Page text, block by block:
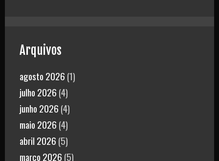
Arquivos
agosto 2026 (1)
julho 2026 (4)
junho 2026 (4)
maio 2026 (4)
abril 2026 (5)
março 2026 (5)